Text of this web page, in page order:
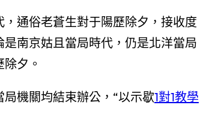
通俗老蒼生對于陽歷除夕，接收度
南京姑且當局時代，仍是北洋當局
夕。
機關均結束辦公，“以示歇1對1教學